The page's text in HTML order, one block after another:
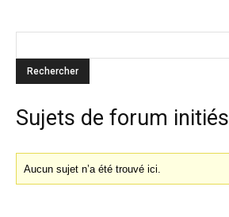
Sujets de forum initiés
Aucun sujet n’a été trouvé ici.